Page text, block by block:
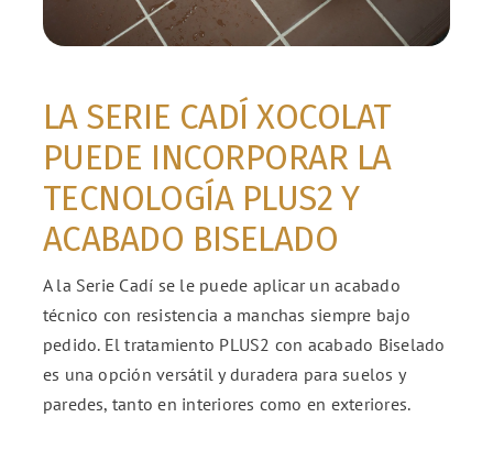
LA SERIE CADÍ XOCOLAT
PUEDE INCORPORAR LA
TECNOLOGÍA PLUS2 Y
ACABADO BISELADO
A la Serie Cadí se le puede aplicar un acabado
técnico con resistencia a manchas siempre bajo
pedido. El tratamiento PLUS2 con acabado Biselado
es una opción versátil y duradera para suelos y
paredes, tanto en interiores como en exteriores.